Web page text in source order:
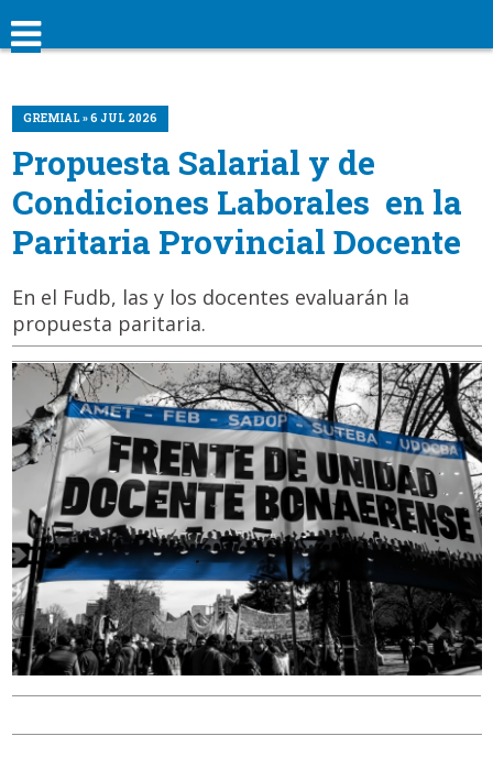
GREMIAL » 6 JUL 2026
Propuesta Salarial y de
Condiciones Laborales en la
Paritaria Provincial Docente
En el Fudb, las y los docentes evaluarán la
propuesta paritaria.